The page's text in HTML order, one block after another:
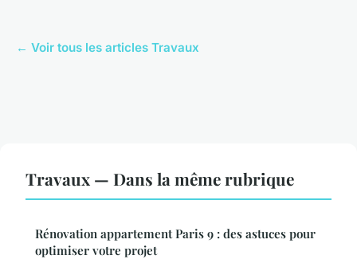
← Voir tous les articles Travaux
Travaux — Dans la même rubrique
Rénovation appartement Paris 9 : des astuces pour
optimiser votre projet